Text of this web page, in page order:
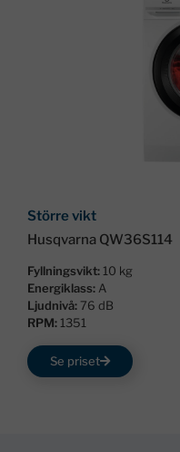
Större vikt
Husqvarna QW36S114
Fyllningsvikt: 10 kg
Energiklass: A
Ljudnivå: 76 dB
RPM: 1351
Se priset